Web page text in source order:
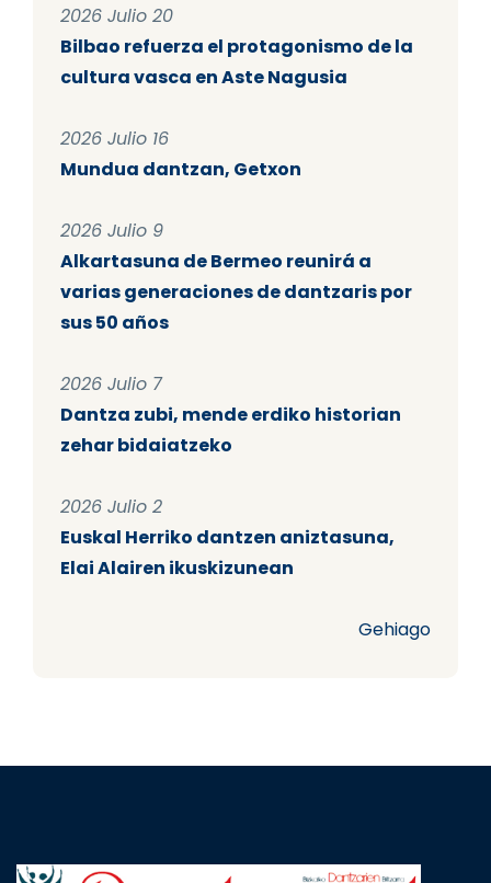
2026 Julio 20
Bilbao refuerza el protagonismo de la
cultura vasca en Aste Nagusia
2026 Julio 16
Mundua dantzan, Getxon
2026 Julio 9
Alkartasuna de Bermeo reunirá a
varias generaciones de dantzaris por
sus 50 años
2026 Julio 7
Dantza zubi, mende erdiko historian
zehar bidaiatzeko
2026 Julio 2
Euskal Herriko dantzen aniztasuna,
Elai Alairen ikuskizunean
Gehiago